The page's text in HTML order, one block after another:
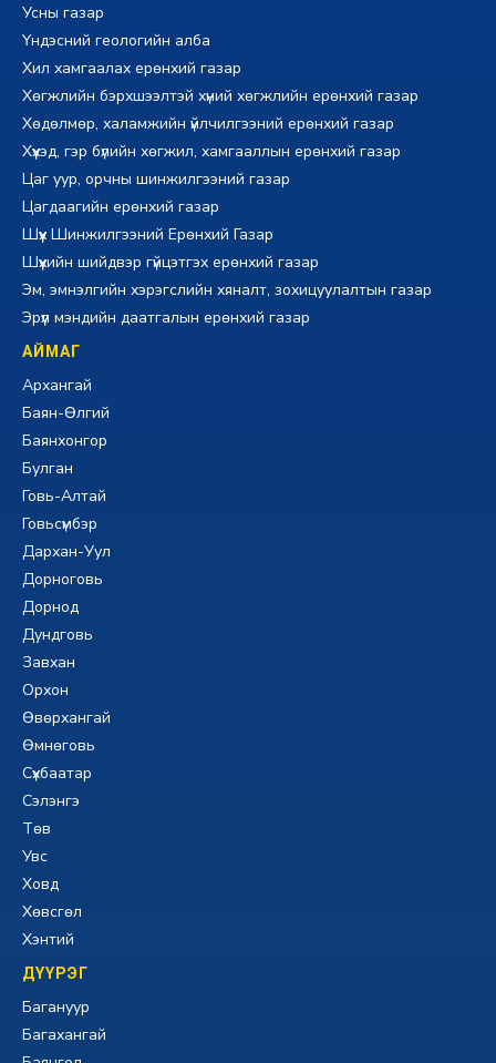
Усны газар
Үндэсний геологийн алба
Хил хамгаалах ерөнхий газар
Хөгжлийн бэрхшээлтэй хүний хөгжлийн ерөнхий газар
Хөдөлмөр, халамжийн үйлчилгээний ерөнхий газар
Хүүхэд, гэр бүлийн хөгжил, хамгааллын ерөнхий газар
Цаг уур, орчны шинжилгээний газар
Цагдаагийн ерөнхий газар
Шүүх Шинжилгээний Ерөнхий Газар
Шүүхийн шийдвэр гүйцэтгэх ерөнхий газар
Эм, эмнэлгийн хэрэгслийн хяналт, зохицуулалтын газар
Эрүүл мэндийн даатгалын ерөнхий газар
АЙМАГ
Архангай
Баян-Өлгий
Баянхонгор
Булган
Говь-Алтай
Говьсүмбэр
Дархан-Уул
Дорноговь
Дорнод
Дундговь
Завхан
Орхон
Өвөрхангай
Өмнөговь
Сүхбаатар
Сэлэнгэ
Төв
Увс
Ховд
Хөвсгөл
Хэнтий
ДҮҮРЭГ
Багануур
Багахангай